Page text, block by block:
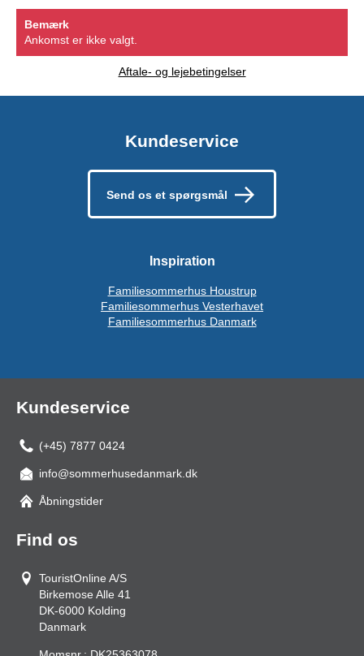
Bemærk
Ankomst er ikke valgt.
Aftale- og lejebetingelser
Kundeservice
Send os et spørgsmål
Inspiration
Familiesommerhus Houstrup
Familiesommerhus Vesterhavet
Familiesommerhus Danmark
Kundeservice
(+45) 7877 0424
info@sommerhusedanmark.dk
Åbningstider
Find os
TouristOnline A/S
Birkemose Alle 41
DK-6000 Kolding
Danmark